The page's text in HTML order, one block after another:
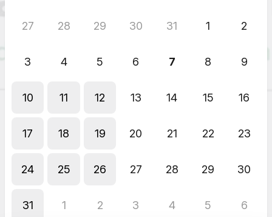
27 28 29 30 31 1 2
3 4 5 6 7 8 9
10 11 12 13 14 15 16
17 18 19 20 21 22 23
24 25 26 27 28 29 30
31 1 2 3 4 5 6